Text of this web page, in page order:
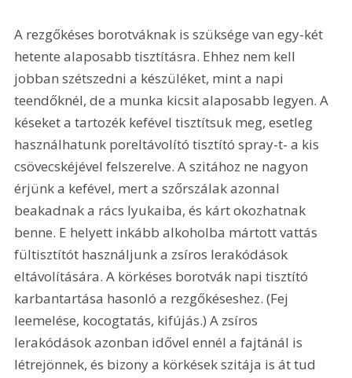
A rezgőkéses borotváknak is szüksége van egy-két
hetente alaposabb tisztításra. Ehhez nem kell
jobban szétszedni a készüléket, mint a napi
teendőknél, de a munka kicsit alaposabb legyen. A
késeket a tartozék kefével tisztítsuk meg, esetleg
használhatunk poreltávolító tisztító spray-t- a kis
csövecskéjével felszerelve. A szitához ne nagyon
érjünk a kefével, mert a szőrszálak azonnal
beakadnak a rács lyukaiba, és kárt okozhatnak
benne. E helyett inkább alkoholba mártott vattás
fültisztítót használjunk a zsíros lerakódások
eltávolítására. A körkéses borotvák napi tisztító
karbantartása hasonló a rezgőkéseshez. (Fej
leemelése, kocogtatás, kifújás.) A zsíros
lerakódások azonban idővel ennél a fajtánál is
létrejönnek, és bizony a körkések szitája is át tud